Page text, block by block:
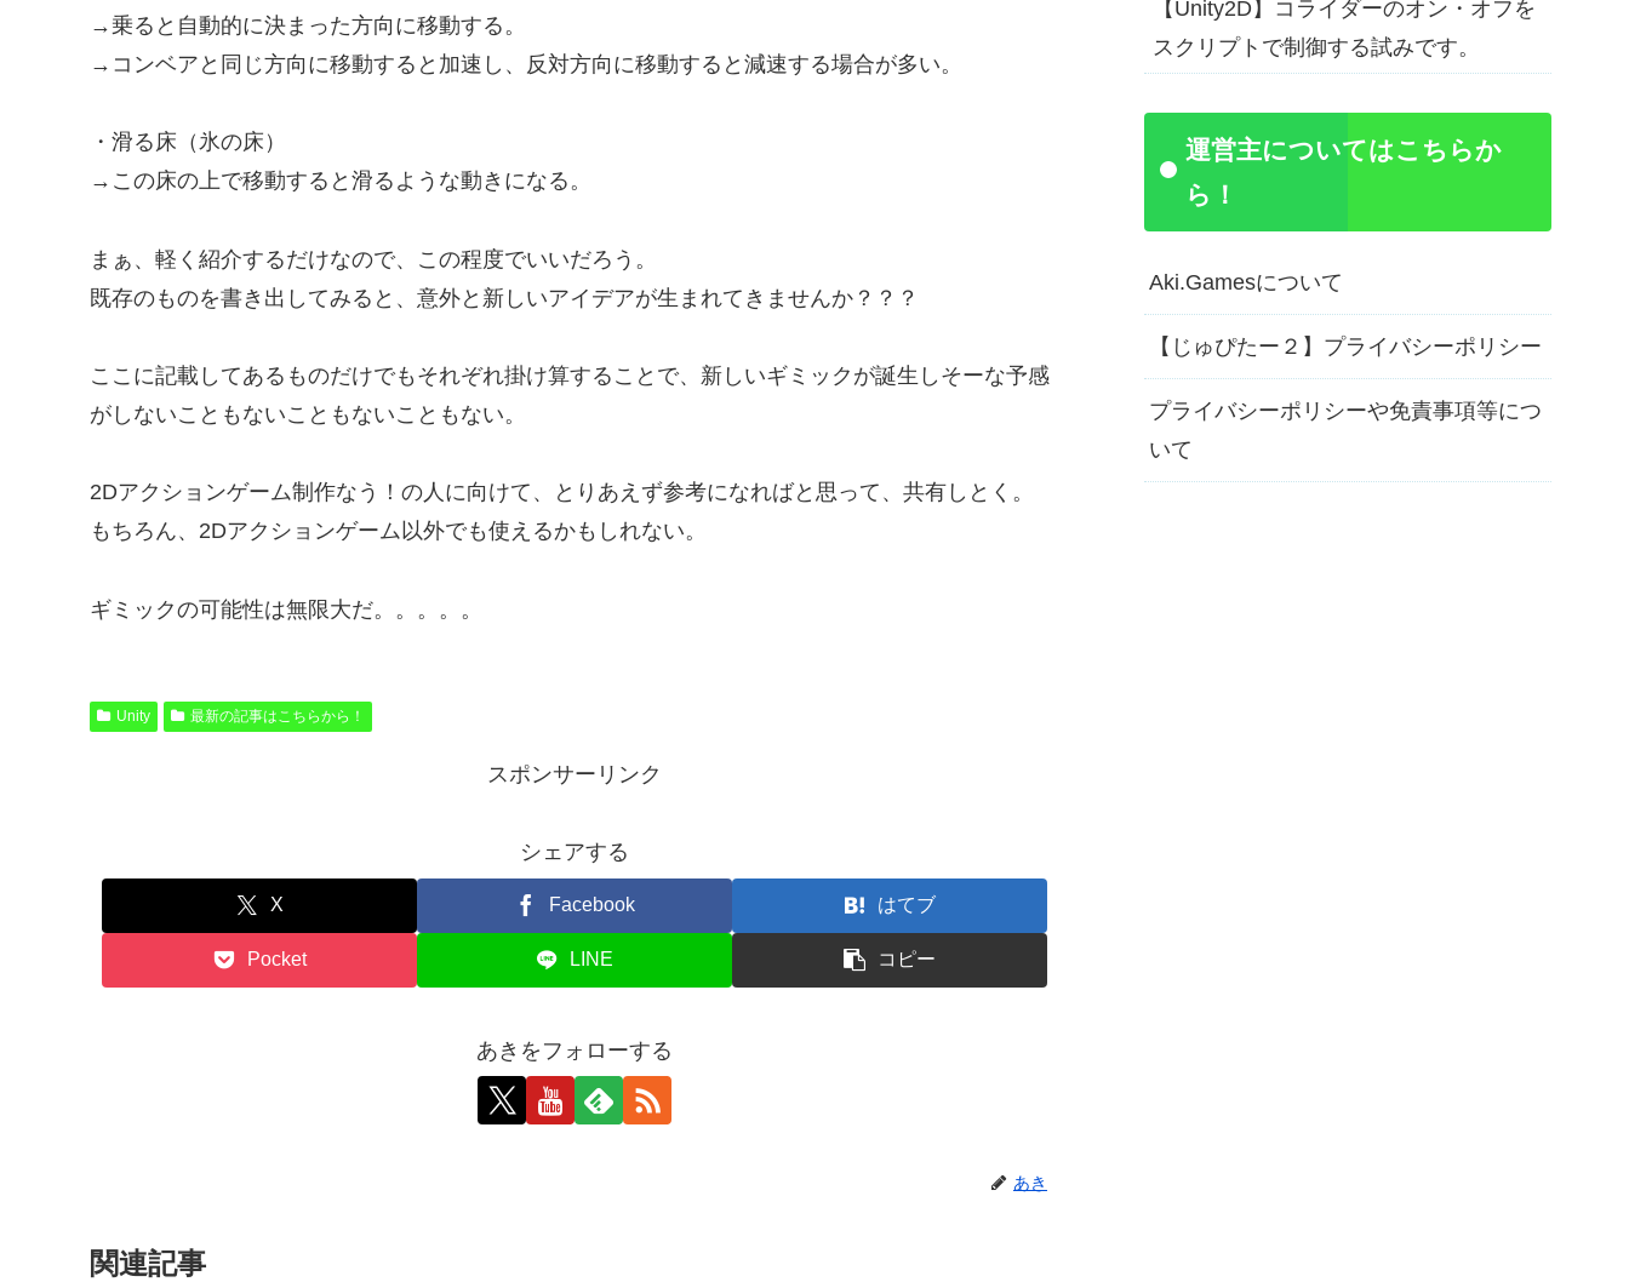
→乗ると自動的に決まった方向に移動する。
→コンベアと同じ方向に移動すると加速し、反対方向に移動すると減速する場合が多い。
・滑る床（氷の床）
→この床の上で移動すると滑るような動きになる。
まぁ、軽く紹介するだけなので、この程度でいいだろう。
既存のものを書き出してみると、意外と新しいアイデアが生まれてきませんか？？？
ここに記載してあるものだけでもそれぞれ掛け算することで、新しいギミックが誕生しそーな予感
がしないこともないこともないこともない。
2Dアクションゲーム制作なう！の人に向けて、とりあえず参考になればと思って、共有しとく。
もちろん、2Dアクションゲーム以外でも使えるかもしれない。
ギミックの可能性は無限大だ。。。。。
Unity 最新の記事はこちらから！
スポンサーリンク
シェアする
X Facebook はてブ
Pocket LINE コピー
あきをフォローする
あき
関連記事
【Unity2D】コライダーのオン・オフを
スクリプトで制御する試みです。
運営主についてはこちらか
ら！
Aki.Gamesについて
【じゅぴたー２】プライバシーポリシー
プライバシーポリシーや免責事項等につ
いて